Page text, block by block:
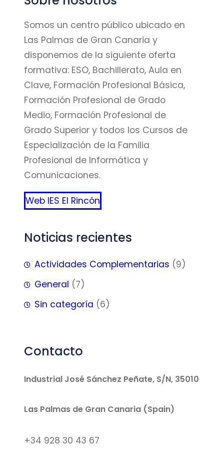
Somos un centro público ubicado en
Las Palmas de Gran Canaria y
disponemos de la siguiente oferta
formativa: ESO, Bachillerato, Aula en
Clave, Formación Profesional Básica,
Formación Profesional de Grado
Medio, Formación Profesional de
Grado Superior y todos los Cursos de
Especialización de la Familia
Profesional de Informática y
Comunicaciones.
Web IES El Rincón
Noticias recientes
Actividades Complementarias (9)
General (7)
Sin categoría (6)
Contacto
Industrial José Sánchez Peñate, S/N, 35010
Las Palmas de Gran Canaria (Spain)
+34 928 30 43 67